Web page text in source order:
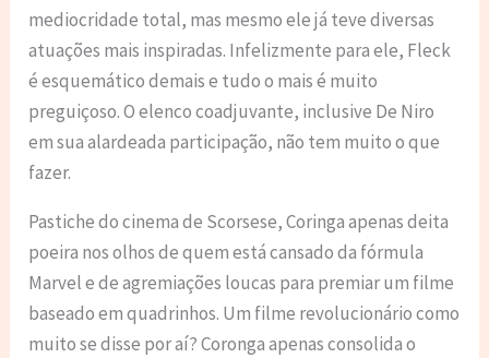
mediocridade total, mas mesmo ele já teve diversas
atuações mais inspiradas. Infelizmente para ele, Fleck
é esquemático demais e tudo o mais é muito
preguiçoso. O elenco coadjuvante, inclusive De Niro
em sua alardeada participação, não tem muito o que
fazer.
Pastiche do cinema de Scorsese, Coringa apenas deita
poeira nos olhos de quem está cansado da fórmula
Marvel e de agremiações loucas para premiar um filme
baseado em quadrinhos. Um filme revolucionário como
muito se disse por aí? Coronga apenas consolida o